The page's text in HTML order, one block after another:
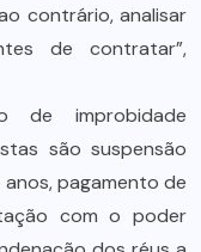
contrário, analisar
de contratar”,
de improbidade
são suspensão
pagamento de
com o poder